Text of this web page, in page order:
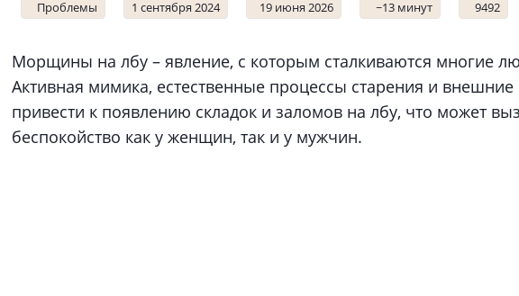
Проблемы 1 сентября 2024 19 июня 2026 ~13 минут 9492
Морщины на лбу – явление, с которым сталкиваются многие
Активная мимика, естественные процессы старения и
привести к появлению складок и заломов на лбу, что может
беспокойство как у женщин, так и у мужчин.